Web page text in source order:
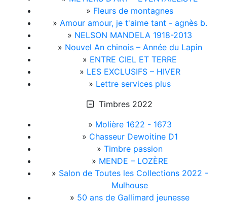
» Fleurs de montagnes
» Amour amour, je t'aime tant - agnès b.
» NELSON MANDELA 1918-2013
» Nouvel An chinois – Année du Lapin
» ENTRE CIEL ET TERRE
» LES EXCLUSIFS – HIVER
» Lettre services plus
Timbres 2022
» Molière 1622 - 1673
» Chasseur Dewoitine D1
» Timbre passion
» MENDE – LOZÈRE
» Salon de Toutes les Collections 2022 -
Mulhouse
» 50 ans de Gallimard jeunesse